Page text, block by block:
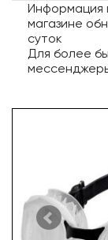
Информация
магазине
суток
Для более